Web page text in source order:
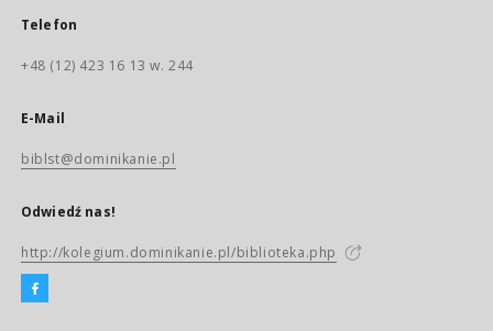
Telefon
+48 (12) 423 16 13 w. 244
E-Mail
biblst@dominikanie.pl
Odwiedź nas!
http://kolegium.dominikanie.pl/biblioteka.php